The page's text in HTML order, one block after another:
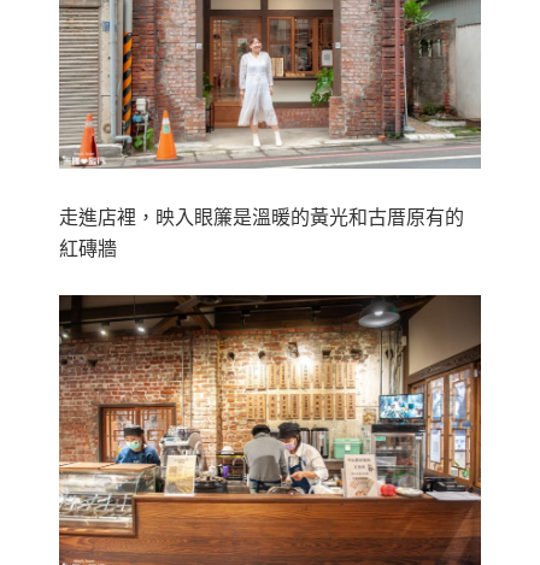
走進店裡，映入眼簾是溫暖的黃光和古厝原有的
紅磚牆